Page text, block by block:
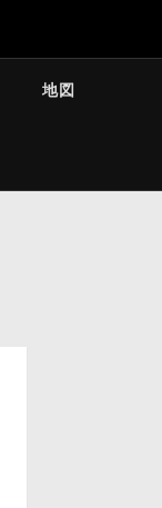
地図